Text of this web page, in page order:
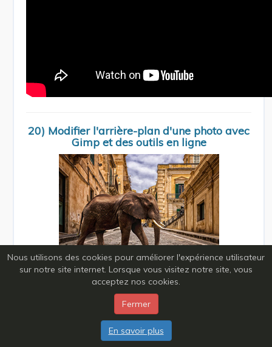
20) Modifier l'arrière-plan d'une photo avec
Gimp et des outils en ligne
Gimp 2.10. Modifier l'AP d'une photo avec Gimp et
des outils en ligne.pdf
Imprimer PDF
Nous utilisons des cookies pour améliorer l'expérience utilisateur
sur notre site internet. Lorsque vous visitez notre site, vous
acceptez nos cookies.
Fermer
En savoir plus